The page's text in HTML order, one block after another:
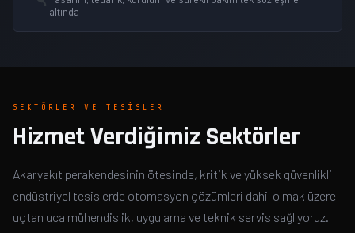
altında
SEKTÖRLER VE TESISLER
Hizmet Verdiğimiz Sektörler
Akaryakıt perakendesinin ötesinde, kritik ve yüksek güvenlikli
endüstriyel tesislerde otomasyon çözümleri dahil olmak üzere
uçtan uca mühendislik, uygulama ve teknik servis sağlıyoruz.